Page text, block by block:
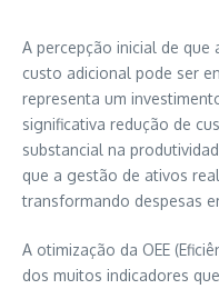
A percepção inicial de que
custo adicional pode ser
representa um
significativa redução de
substancial na
que a gestão de ativos
transformando despesas
A otimização da OEE
dos muitos indicadores